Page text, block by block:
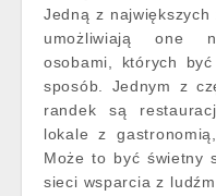
Jedną z
umożliwiają one
osobami, których
sposób. Jednym z
randek są
lokale z
Może to być świetny
sieci wsparcia z